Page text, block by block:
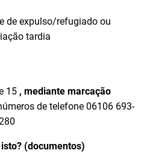
de expulso/refugiado ou
tardia
15 , mediante marcação
de telefone 06106 693-
(documentos)